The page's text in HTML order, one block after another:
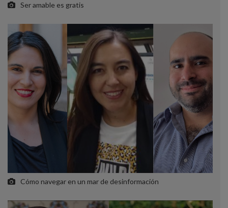
Ser amable es gratis
Cómo navegar en un mar de desinformación